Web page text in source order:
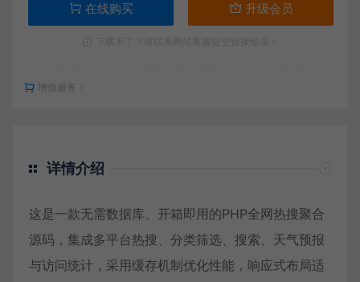
在线购买 升级会员
增值服务：
详情介绍
这是一款无需数据库、开箱即用的PHP全网热搜聚合
源码，集成多平台热搜、分类筛选、搜索、天气预报
与访问统计，采用缓存机制优化性能，响应式布局适